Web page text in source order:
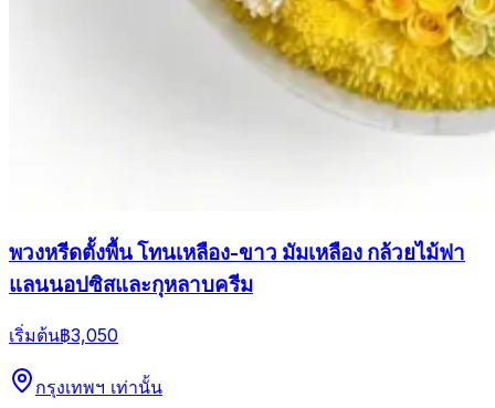
พวงหรีดตั้งพื้น โทนเหลือง-ขาว มัมเหลือง กล้วยไม้ฟา
แลนนอปซิสและกุหลาบครีม
เริ่มต้น฿3,050
กรุงเทพฯ เท่านั้น